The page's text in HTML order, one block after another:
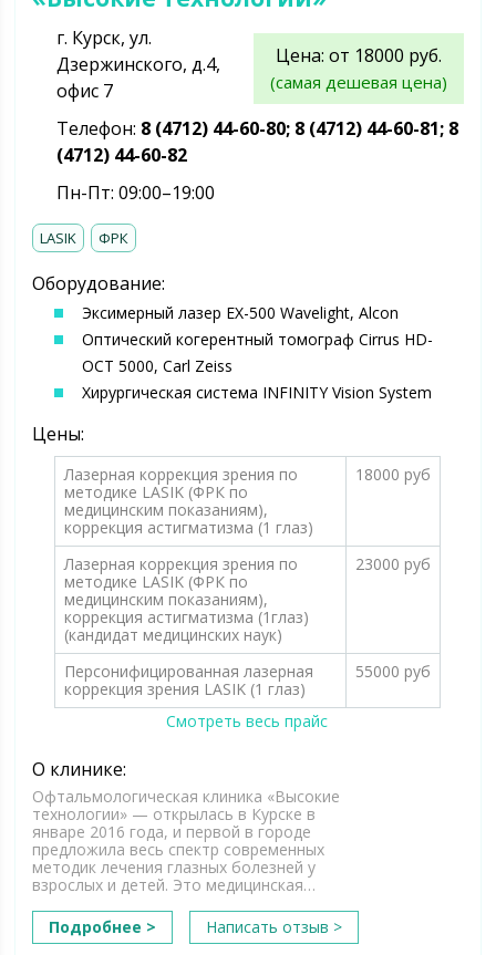
Цена: от 18000 руб.
(самая дешевая цена)
г. Курск, ул.
Дзержинского, д.4,
офис 7
Телефон: 8 (4712) 44-60-80; 8 (4712) 44-60-81; 8
(4712) 44-60-82
Пн-Пт: 09:00–19:00
LASIK ФРК
Оборудование:
Эксимерный лазер EX-500 Wavelight, Alcon
Оптический когерентный томограф Cirrus HD-
OCT 5000, Carl Zeiss
Хирургическая система INFINITY Vision System
Цены:
Лазерная коррекция зрения по
методике LASIK (ФРК по
медицинским показаниям),
коррекция астигматизма (1 глаз)
18000 руб
Лазерная коррекция зрения по
методике LASIK (ФРК по
медицинским показаниям),
коррекция астигматизма (1глаз)
(кандидат медицинских наук)
23000 руб
Персонифицированная лазерная
коррекция зрения LASIK (1 глаз)
55000 руб
Смотреть весь прайс
О клинике:
Офтальмологическая клиника «Высокие
технологии» — открылась в Курске в
январе 2016 года, и первой в городе
предложила весь спектр современных
методик лечения глазных болезней у
взрослых и детей. Это медицинская…
Подробнее >
Написать отзыв >